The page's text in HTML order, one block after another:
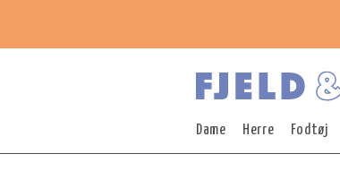
Dame Herre Fodtøj